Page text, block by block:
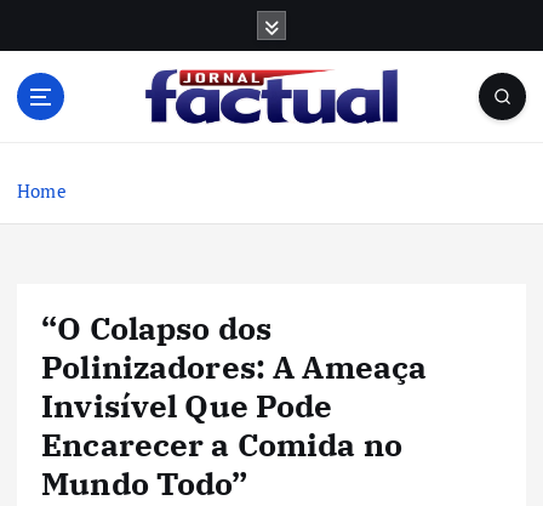
Home
“O Colapso dos
Polinizadores: A Ameaça
Invisível Que Pode
Encarecer a Comida no
Mundo Todo”